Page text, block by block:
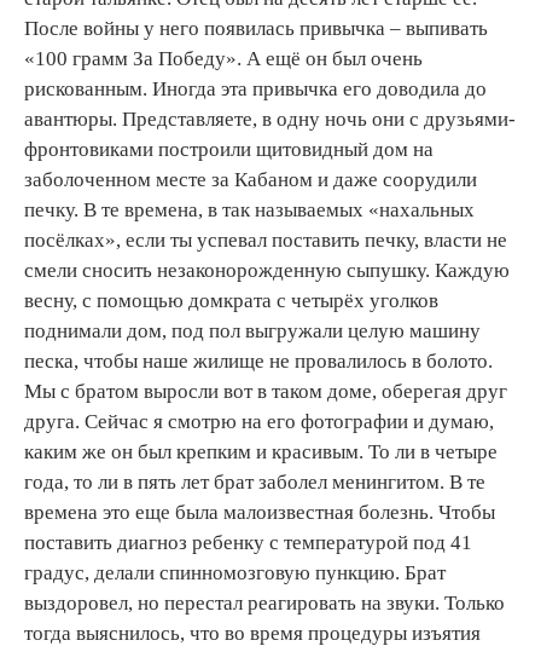
После войны у него появилась привычка – выпивать
«100 грамм За Победу». А ещё он был очень
рискованным. Иногда эта привычка его доводила до
авантюры. Представляете, в одну ночь они с друзьями-
фронтовиками построили щитовидный дом на
заболоченном месте за Кабаном и даже соорудили
печку. В те времена, в так называемых «нахальных
посёлках», если ты успевал поставить печку, власти не
смели сносить незаконорожденную сыпушку. Каждую
весну, с помощью домкрата с четырёх уголков
поднимали дом, под пол выгружали целую машину
песка, чтобы наше жилище не провалилось в болото.
Мы с братом выросли вот в таком доме, оберегая друг
друга. Сейчас я смотрю на его фотографии и думаю,
каким же он был крепким и красивым. То ли в четыре
года, то ли в пять лет брат заболел менингитом. В те
времена это еще была малоизвестная болезнь. Чтобы
поставить диагноз ребенку с температурой под 41
градус, делали спинномозговую пункцию. Брат
выздоровел, но перестал реагировать на звуки. Только
тогда выяснилось, что во время процедуры изъятия